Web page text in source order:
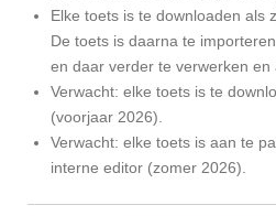
Elke toets is te downloaden als
De toets is daarna te
en daar verder te verwerken en
Verwacht: elke toets is te
(voorjaar 2026).
Verwacht: elke toets is aan te
interne editor (zomer 2026).